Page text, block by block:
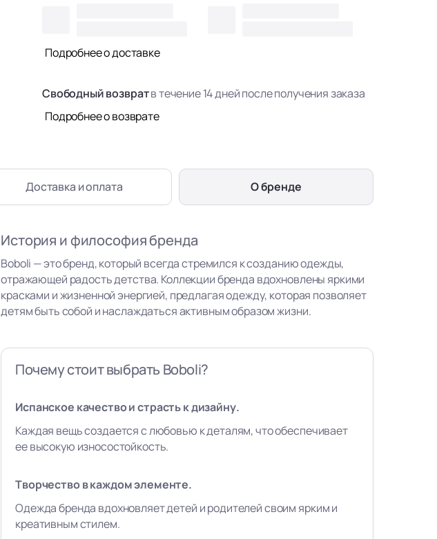
Подробнее о доставке
Свободный возвратв течение 14 дней после получения заказа
Подробнее о возврате
Доставка и оплата О бренде
История и философия бренда
Boboli — это бренд, который всегда стремился к созданию одежды,
отражающей радость детства. Коллекции бренда вдохновлены яркими
красками и жизненной энергией, предлагая одежду, которая позволяет
детям быть собой и наслаждаться активным образом жизни.
Почему стоит выбрать Boboli?
Испанское качество и страсть к дизайну.
Каждая вещь создается с любовью к деталям, что обеспечивает
ее высокую износостойкость.
Творчество в каждом элементе.
Одежда бренда вдохновляет детей и родителей своим ярким и
креативным стилем.